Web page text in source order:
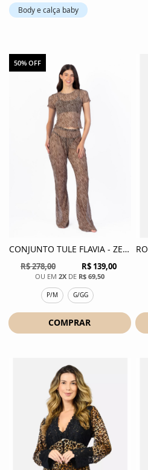
Body e calça baby
50% OFF
CONJUNTO TULE FLAVIA - ZEBRA
R$ 139,00
R$ 278,00
2X DE R$ 69,50
P/M G/GG
COMPRAR